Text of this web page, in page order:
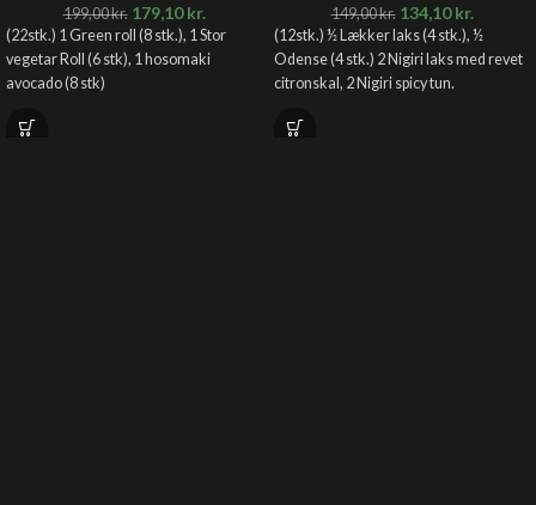
199,00kr. 179,10kr.
(22stk.) 1 Green roll (8 stk.), 1 Stor
vegetar Roll (6 stk), 1 hosomaki
avocado (8 stk)
149,00kr. 134,10kr.
(12stk.) ½ Lækker laks (4 stk.), ½
Odense (4 stk.) 2 Nigiri laks med revet
citronskal, 2 Nigiri spicy tun.